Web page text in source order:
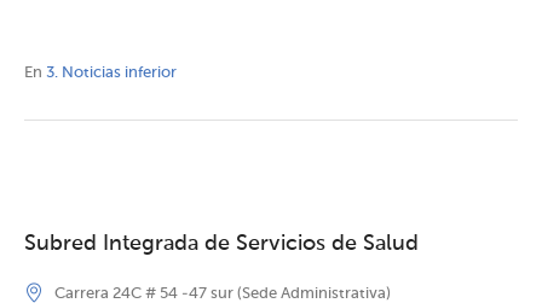
En 3. Noticias inferior
Subred Integrada de Servicios de Salud
Carrera 24C # 54 -47 sur (Sede Administrativa)